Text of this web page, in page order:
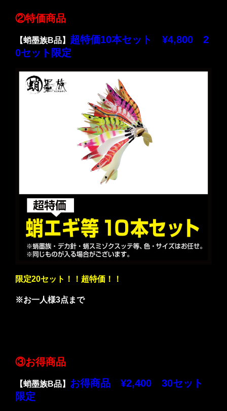
②特価商品
【蛸墨族B品】 超特価10本セット ¥4,800 2
0セット限定
限定20セット！！超特価！！
※お一人様3点まで
③お得商品
【蛸墨族B品】 お得商品 ¥2,400 30セット
限定